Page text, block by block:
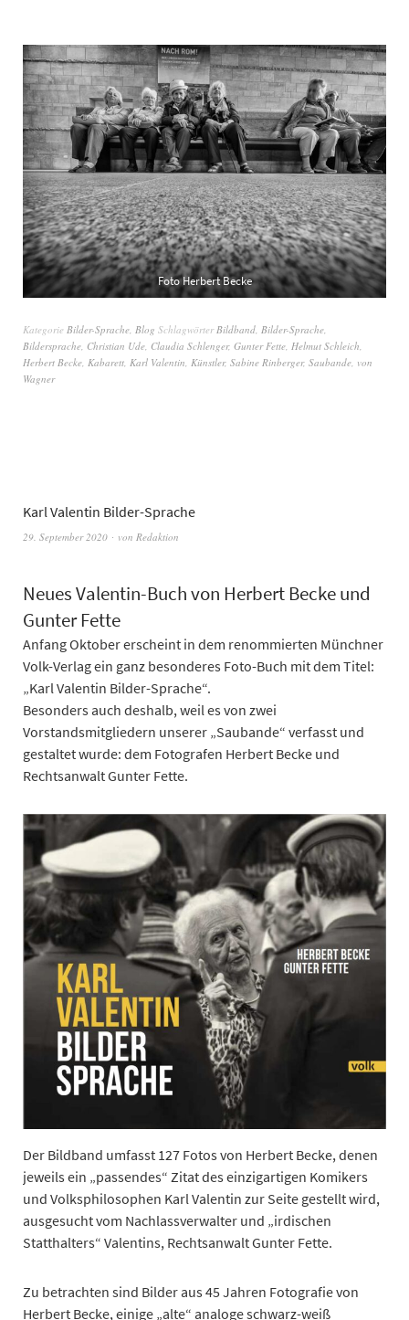
Foto Herbert Becke
Kategorie Bilder-Sprache Blog Schlagwörter Bildband Bilder-Sprache
Bildersprache Christian Ude Claudia Schlenger, Gunter Fette Helmut Schleich
Herbert Becke Kabarett Karl Valentin Künstler, Sabine Rinberger, Saubande von
Wagner
Karl Valentin Bilder-Sprache
29. September 2020 von Redaktion
Neues Valentin-Buch von Herbert Becke und
Gunter Fette
Anfang Oktober erscheint in dem renommierten Münchner
Volk-Verlag ein ganz besonderes Foto-Buch mit dem Titel:
„Karl Valentin Bilder-Sprache“.
Besonders auch deshalb, weil es von zwei
Vorstandsmitgliedern unserer „Saubande“ verfasst und
gestaltet wurde: dem Fotografen Herbert Becke und
Rechtsanwalt Gunter Fette.
Der Bildband umfasst 127 Fotos von Herbert Becke, denen
jeweils ein „passendes“ Zitat des einzigartigen Komikers
und Volksphilosophen Karl Valentin zur Seite gestellt wird,
ausgesucht vom Nachlassverwalter und „irdischen
Statthalters“ Valentins, Rechtsanwalt Gunter Fette.
Zu betrachten sind Bilder aus 45 Jahren Fotografie von
Herbert Becke, einige „alte“ analoge schwarz-weiß